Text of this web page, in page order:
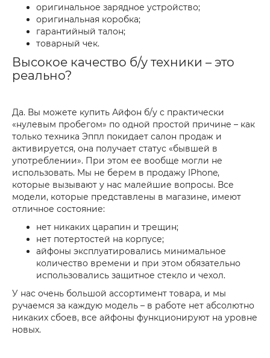
оригинальное зарядное устройство;
оригинальная коробка;
гарантийный талон;
товарный чек.
Высокое качество б/у техники – это
реально?
Да. Вы можете купить Айфон б/у с практически
«нулевым пробегом» по одной простой причине – как
только техника Эппл покидает салон продаж и
активируется, она получает статус «бывшей в
употреблении». При этом ее вообще могли не
использовать. Мы не берем в продажу IPhone,
которые вызывают у нас малейшие вопросы. Все
модели, которые представлены в магазине, имеют
отличное состояние:
нет никаких царапин и трещин;
нет потертостей на корпусе;
айфоны эксплуатировались минимальное
количество времени и при этом обязательно
использовались защитное стекло и чехол.
У нас очень большой ассортимент товара, и мы
ручаемся за каждую модель – в работе нет абсолютно
никаких сбоев, все айфоны функционируют на уровне
новых.